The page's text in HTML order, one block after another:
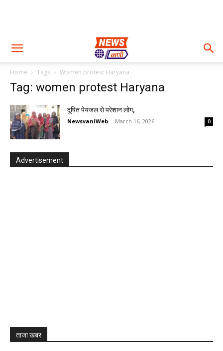
Home Tags Women protest Haryana
Tag: women protest Haryana
दूषित पेयजल से परेशान लोग,
NewsvaniWeb - March 16, 2026 0
Advertisement
ताजा खबर